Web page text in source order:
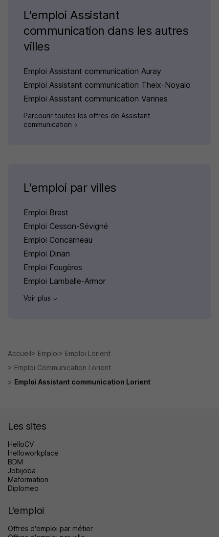
L'emploi Assistant
communication dans les autres
villes
Emploi Assistant communication Auray
Emploi Assistant communication Theix-Noyalo
Emploi Assistant communication Vannes
Parcourir toutes les offres de Assistant
communication
L'emploi par villes
Emploi Brest
Emploi Cesson-Sévigné
Emploi Concarneau
Emploi Dinan
Emploi Fougères
Emploi Lamballe-Armor
Voir plus
Accueil Emploi
Emploi Lorient
Emploi Communication Lorient
Emploi Assistant communication Lorient
Les sites
HelloCV
Helloworkplace
BDM
Jobijoba
Maformation
Diplomeo
L'emploi
Offres d'emploi par métier